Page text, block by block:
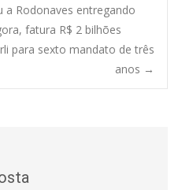
a Rodonaves entregando
fatura R$ 2 bilhões
para sexto mandato de três
anos →